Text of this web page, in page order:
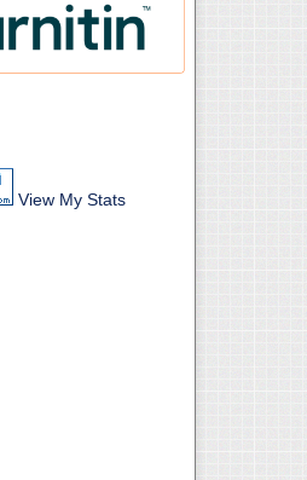
View My Stats